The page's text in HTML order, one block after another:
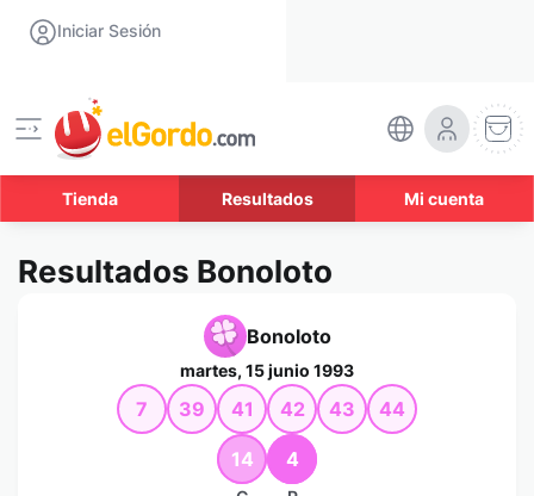
Iniciar Sesión
Tienda Resultados Mi cuenta
Resultados Bonoloto
Bonoloto
martes, 15 junio 1993
7 39 41 42 43 44
14 4